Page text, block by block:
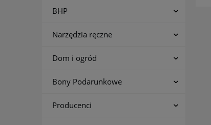
BHP
Narzędzia ręczne
Dom i ogród
Bony Podarunkowe
Producenci